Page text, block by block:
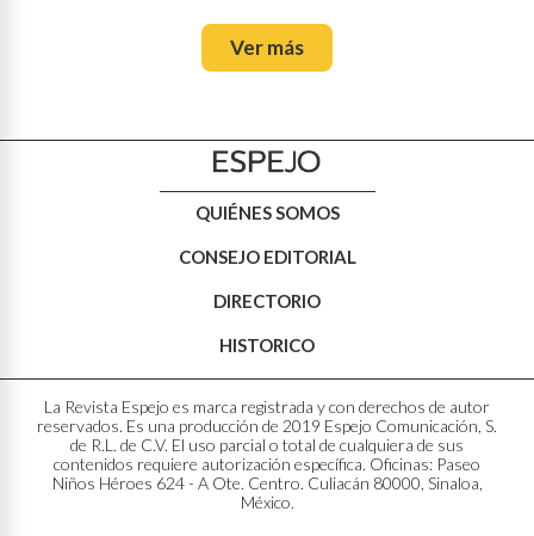
Ver más
QUIÉNES SOMOS
CONSEJO EDITORIAL
DIRECTORIO
HISTORICO
La Revista Espejo es marca registrada y con derechos de autor
reservados. Es una producción de 2019 Espejo Comunicación, S.
de R.L. de C.V. El uso parcial o total de cualquiera de sus
contenidos requiere autorización específica. Oficinas: Paseo
Niños Héroes 624 - A Ote. Centro. Culiacán 80000, Sinaloa,
México.